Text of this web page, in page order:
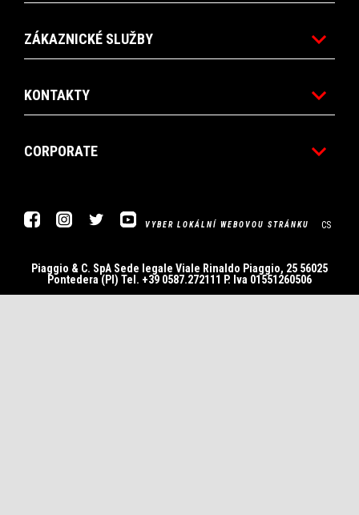
ZÁKAZNICKÉ SLUŽBY
KONTAKTY
CORPORATE
FacebookInstagram
TwitterYoutube
VYBER LOKÁLNÍ WEBOVOU STRÁNKU CS
Piaggio & C. SpA Sede legale Viale Rinaldo Piaggio, 25 56025
Pontedera (PI) Tel. +39 0587.272111 P. Iva 01551260506